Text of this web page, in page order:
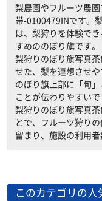
梨農園やフルーツ農
帯-0100479INです。
は、梨狩りを体験で
すめののぼり旗です。
梨狩りのぼり旗写真
せた、梨を連想させ
のぼり旗上部に「旬
ことが伝わりやすいで
梨狩りのぼり旗写真
とで、フルーツ狩り
留まり、施設の利用者
このカテゴリの人